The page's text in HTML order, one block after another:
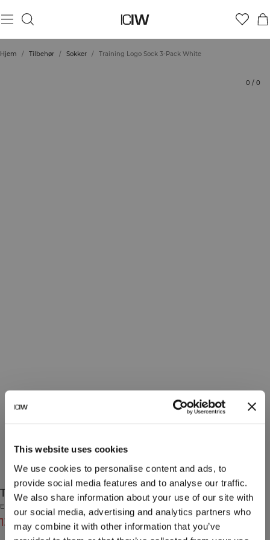
This website uses cookies
We use cookies to personalise content and ads, to
provide social media features and to analyse our traffic.
We also share information about your use of our site with
our social media, advertising and analytics partners who
may combine it with other information that you’ve
Hjem / Tilbehør / Sokker / Training Logo Sock 3-Pack White
0 / 0
Training Logo Sock 3-Pack White
Essential Collection
139 NOK199 NOK(-30%)